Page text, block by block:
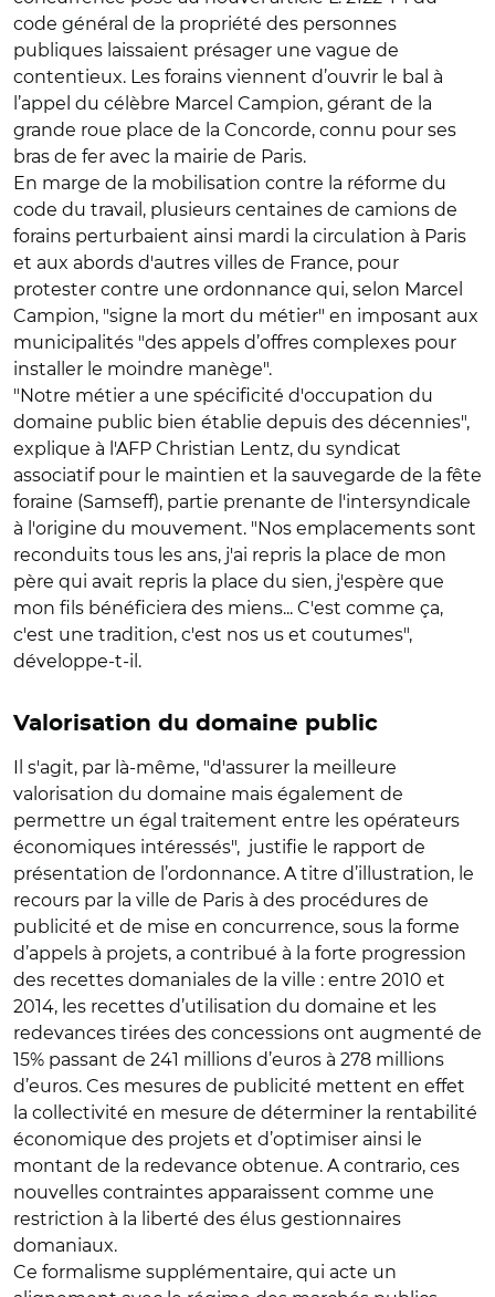
code général de la propriété des personnes
publiques laissaient présager une vague de
contentieux. Les forains viennent d’ouvrir le bal à
l’appel du célèbre Marcel Campion, gérant de la
grande roue place de la Concorde, connu pour ses
bras de fer avec la mairie de Paris.
En marge de la mobilisation contre la réforme du
code du travail, plusieurs centaines de camions de
forains perturbaient ainsi mardi la circulation à Paris
et aux abords d'autres villes de France, pour
protester contre une ordonnance qui, selon Marcel
Campion, "signe la mort du métier" en imposant aux
municipalités "des appels d’offres complexes pour
installer le moindre manège".
"Notre métier a une spécificité d'occupation du
domaine public bien établie depuis des décennies",
explique à l'AFP Christian Lentz, du syndicat
associatif pour le maintien et la sauvegarde de la fête
foraine (Samseff), partie prenante de l'intersyndicale
à l'origine du mouvement. "Nos emplacements sont
reconduits tous les ans, j'ai repris la place de mon
père qui avait repris la place du sien, j'espère que
mon fils bénéficiera des miens... C'est comme ça,
c'est une tradition, c'est nos us et coutumes",
développe-t-il.
Valorisation du domaine public
Il s'agit, par là-même, "d'assurer la meilleure
valorisation du domaine mais également de
permettre un égal traitement entre les opérateurs
économiques intéressés", justifie le rapport de
présentation de l’ordonnance. A titre d’illustration, le
recours par la ville de Paris à des procédures de
publicité et de mise en concurrence, sous la forme
d’appels à projets, a contribué à la forte progression
des recettes domaniales de la ville : entre 2010 et
2014, les recettes d’utilisation du domaine et les
redevances tirées des concessions ont augmenté de
15% passant de 241 millions d’euros à 278 millions
d’euros. Ces mesures de publicité mettent en effet
la collectivité en mesure de déterminer la rentabilité
économique des projets et d’optimiser ainsi le
montant de la redevance obtenue. A contrario, ces
nouvelles contraintes apparaissent comme une
restriction à la liberté des élus gestionnaires
domaniaux.
Ce formalisme supplémentaire, qui acte un